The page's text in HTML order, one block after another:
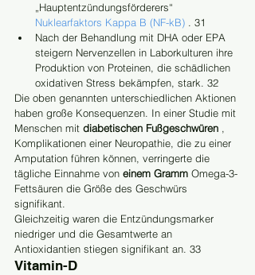
„Hauptentzündungsförderers“
Nuklearfaktors Kappa B (NF-kB) . 31
Nach der Behandlung mit DHA oder EPA
steigern Nervenzellen in Laborkulturen ihre
Produktion von Proteinen, die schädlichen
oxidativen Stress bekämpfen, stark. 32
Die oben genannten unterschiedlichen Aktionen
haben große Konsequenzen. In einer Studie mit
Menschen mit diabetischen Fußgeschwüren ,
Komplikationen einer Neuropathie, die zu einer
Amputation führen können, verringerte die
tägliche Einnahme von einem Gramm Omega-3-
Fettsäuren die Größe des Geschwürs
signifikant.
Gleichzeitig waren die Entzündungsmarker
niedriger und die Gesamtwerte an
Antioxidantien stiegen signifikant an. 33
Vitamin-D